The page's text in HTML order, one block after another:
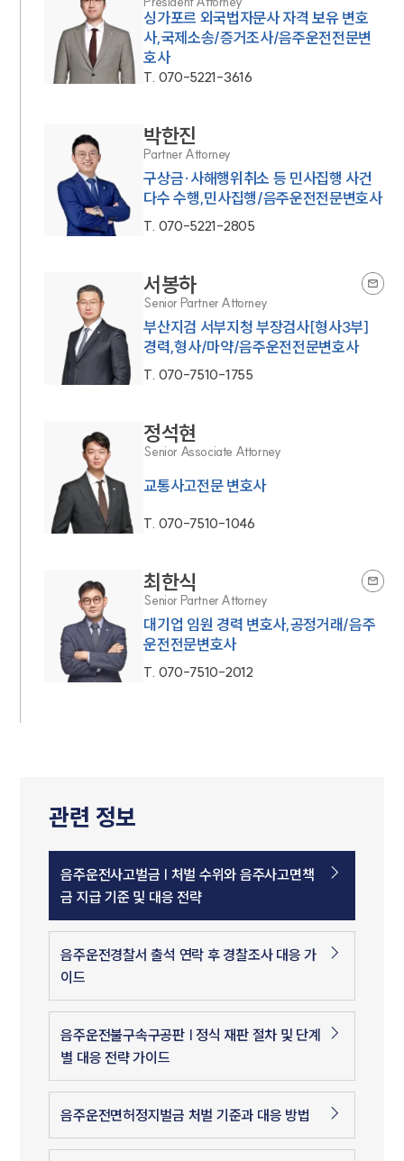
싱가포르 외국법자문사 자격 보유 변호
사,국제소송/증거조사/음주운전전문변
호사
T. 070-5221-3616
박한진
Partner Attorney
구상금·사해행위취소 등 민사집행 사건
다수 수행,민사집행/음주운전전문변호사
T. 070-5221-2805
서봉하
Senior Partner Attorney
부산지검 서부지청 부장검사[형사3부]
경력,형사/마약/음주운전전문변호사
T. 070-7510-1755
정석현
Senior Associate Attorney
교통사고전문 변호사
T. 070-7510-1046
최한식
Senior Partner Attorney
대기업 임원 경력 변호사,공정거래/음주
운전전문변호사
T. 070-7510-2012
관련 정보
음주운전사고벌금 | 처벌 수위와 음주사고면책
금 지급 기준 및 대응 전략
음주운전경찰서 출석 연락 후 경찰조사 대응 가
이드
음주운전불구속구공판 | 정식 재판 절차 및 단계
별 대응 전략 가이드
음주운전면허정지벌금 처벌 기준과 대응 방법